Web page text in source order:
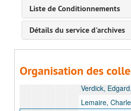
Liste de Conditionnements
Détails du service d'archives
Organisation des
1901
Cabra,
Van Bellinghen, Paul,
Verdick,
Lemaire,